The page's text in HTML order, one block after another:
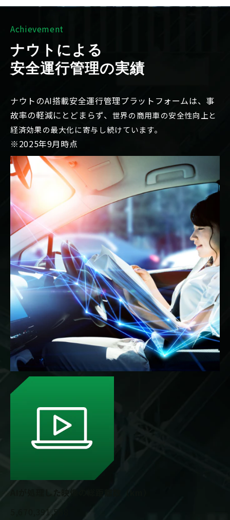
Achievement
ナウトによる
安全運行管理の実績
ナウトのAI搭載安全運行管理プラットフォームは、事
故率の軽減にとどまらず、 世界の商用車の安全性向上と
経済効果の最大化に寄与し続けています。
※2025年9月時点
AIが処理した映像の総距離数（km）
5,670,391,568